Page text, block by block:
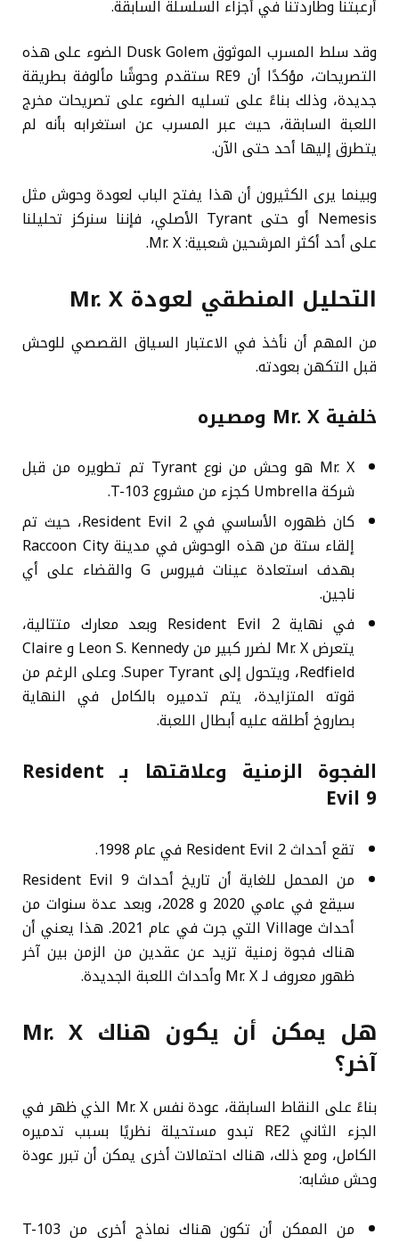
أرعبتنا وطاردتنا في أجزاء السلسلة السابقة.
وقد سلط المسرب الموثوق Dusk Golem الضوء على هذه
التصريحات، مؤكدًا أن RE9 ستقدم وحوشًا مألوفة بطريقة
جديدة، وذلك بناءً على تسليه الضوء على تصريحات مخرج
اللعبة السابقة، حيث عبر المسرب عن استغرابه بأنه لم
يتطرق إليها أحد حتى الآن.
وبينما يرى الكثيرون أن هذا يفتح الباب لعودة وحوش مثل
Nemesis أو حتى Tyrant الأصلي، فإننا سنركز تحليلنا
على أحد أكثر المرشحين شعبية: Mr. X.
التحليل المنطقي لعودة Mr. X
من المهم أن نأخذ في الاعتبار السياق القصصي للوحش
قبل التكهن بعودته.
خلفية Mr. X ومصيره
Mr. X هو وحش من نوع Tyrant تم تطويره من قبل
شركة Umbrella كجزء من مشروع T-103.
كان ظهوره الأساسي في Resident Evil 2، حيث تم
إلقاء ستة من هذه الوحوش في مدينة Raccoon City
بهدف استعادة عينات فيروس G والقضاء على أي
ناجين.
في نهاية Resident Evil 2 وبعد معارك متتالية،
يتعرض Mr. X لضرر كبير من Leon S. Kennedy و Claire
Redfield، ويتحول إلى Super Tyrant. وعلى الرغم من
قوته المتزايدة، يتم تدميره بالكامل في النهاية
بصاروخ أطلقه عليه أبطال اللعبة.
الفجوة الزمنية وعلاقتها بـ Resident
Evil 9
تقع أحداث Resident Evil 2 في عام 1998.
من المحمل للغاية أن تاريخ أحداث Resident Evil 9
سيقع في عامي 2020 و 2028، وبعد عدة سنوات من
أحداث Village التي جرت في عام 2021. هذا يعني أن
هناك فجوة زمنية تزيد عن عقدين من الزمن بين آخر
ظهور معروف لـ Mr. X وأحداث اللعبة الجديدة.
هل يمكن أن يكون هناك Mr. X
آخر؟
بناءً على النقاط السابقة، عودة نفس Mr. X الذي ظهر في
الجزء الثاني RE2 تبدو مستحيلة نظريًا بسبب تدميره
الكامل، ومع ذلك، هناك احتمالات أخرى يمكن أن تبرر عودة
وحش مشابه:
من الممكن أن تكون هناك نماذج أخرى من T-103